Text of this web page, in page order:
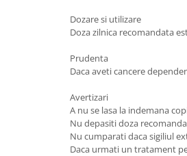
Dozare si utilizare
Doza zilnica recomandata
Prudenta
Daca aveti cancere
Avertizari
A nu se lasa la indemana
Nu depasiti doza
Nu cumparati daca sigiliul
Daca urmati un tratament